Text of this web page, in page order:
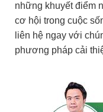
những khuyết điểm
cơ hội trong cuộc
liên hệ ngay với
phương pháp cải